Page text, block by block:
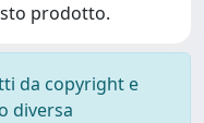
prodotto.
da copyright e
diversa